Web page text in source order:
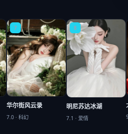
7
华尔街风云录
7.0 · 科幻
8
明尼苏达冰湖
7.1 · 爱情